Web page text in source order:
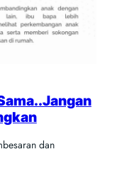
dan